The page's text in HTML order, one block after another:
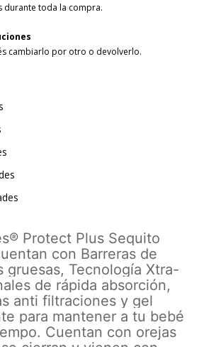
durante toda la compra.
cambiarlo por otro o devolverlo.
Protect Plus Sequito
con Barreras de
gruesas, Tecnología Xtra-
de rápida absorción,
anti filtraciones y gel
para mantener a tu bebé
Cuentan con orejas